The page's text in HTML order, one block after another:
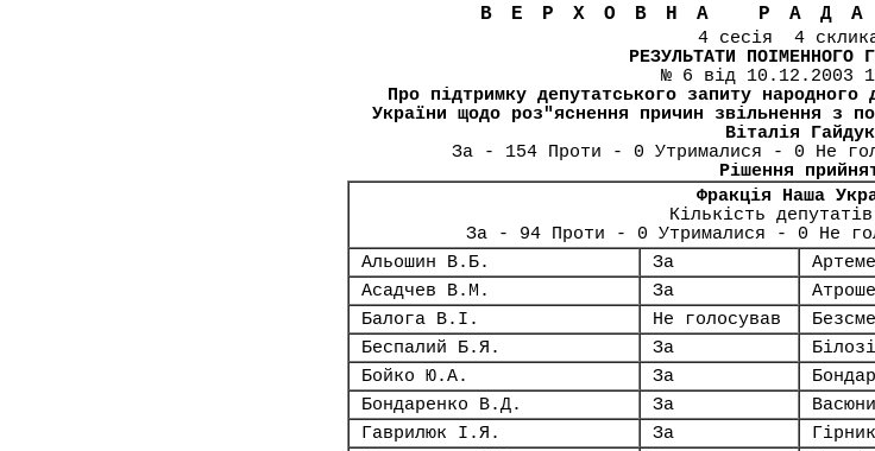
ВЕРХОВНА
4 сесія 4
РЕЗУЛЬТАТИ ПОІМЕННОГО
№ 6 від 10.12.2003
Про підтримку депутатського запиту
України щодо роз"яснення причин звільнення з
Віталія
За - 154 Проти - 0 Утрималися - 0 Не
Рішення
Фракція Наша
Кількість
За - 94 Проти - 0 Утрималися - 0 Не
Альошин В.Б.
За
Асадчев В.М.
За
Балога В.І.
Не голосував
Беспалий Б.Я.
За
Бойко Ю.А.
За
Бондаренко В.Д.
За
Гаврилюк І.Я.
За